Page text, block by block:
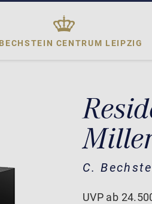
CENTRUM LEIPZIG
C.
UVP ab